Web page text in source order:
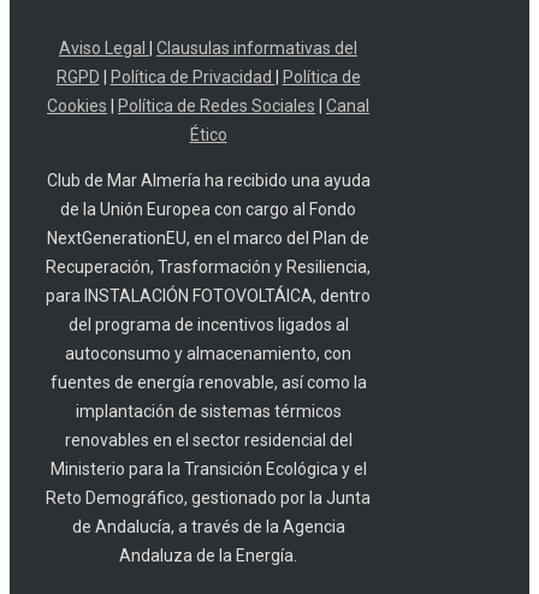
Aviso Legal
Clausulas informativas del
RGPD
Política de Privacidad
Política de
Cookies
Política de Redes Sociales
Canal
Ético
Club de Mar Almería ha recibido una ayuda
de la Unión Europea con cargo al Fondo
NextGenerationEU, en el marco del Plan de
Recuperación, Trasformación y Resiliencia,
para INSTALACIÓN FOTOVOLTÁICA, dentro
del programa de incentivos ligados al
autoconsumo y almacenamiento, con
fuentes de energía renovable, así como la
implantación de sistemas térmicos
renovables en el sector residencial del
Ministerio para la Transición Ecológica y el
Reto Demográfico, gestionado por la Junta
de Andalucía, a través de la Agencia
Andaluza de la Energía.